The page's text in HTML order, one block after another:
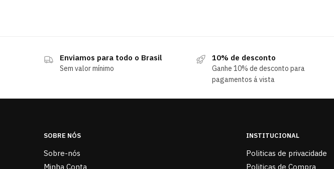
Enviamos para todo o Brasil
Sem valor mínimo
10% de desconto
Ganhe 10% de desconto para
pagamentos á vista
SOBRE NÓS
Sobre-nós
Minha Conta
INSTITUCIONAL
Politicas de privacidade
Politicas de Compra